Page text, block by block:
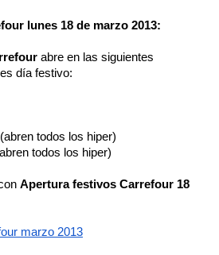
lunes 18 de marzo 2013:
abre en las siguientes
día festivo:
todos los hiper)
todos los hiper)
Apertura festivos Carrefour 18
marzo 2013